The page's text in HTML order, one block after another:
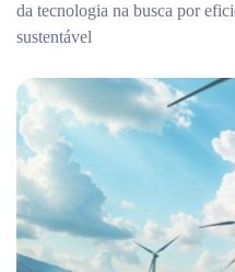
da tecnologia na busca por
sustentável